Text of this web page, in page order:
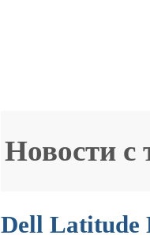
Новости с
Dell Latitude